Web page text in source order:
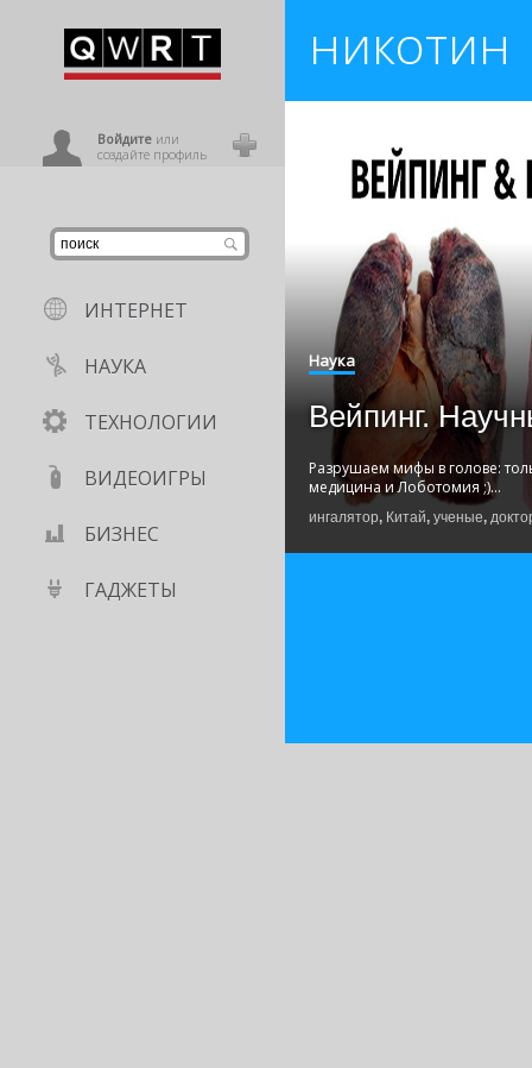
Войдитеили
создайте профиль
ИНТЕРНЕТ
НАУКА
ТЕХНОЛОГИИ
ВИДЕОИГРЫ
БИЗНЕС
ГАДЖЕТЫ
никотин
Наука
Вейпинг.
Разрушаем мифы в голове:
медицина и Лоботомия ;)...
ингалятор, Китай, ученые,